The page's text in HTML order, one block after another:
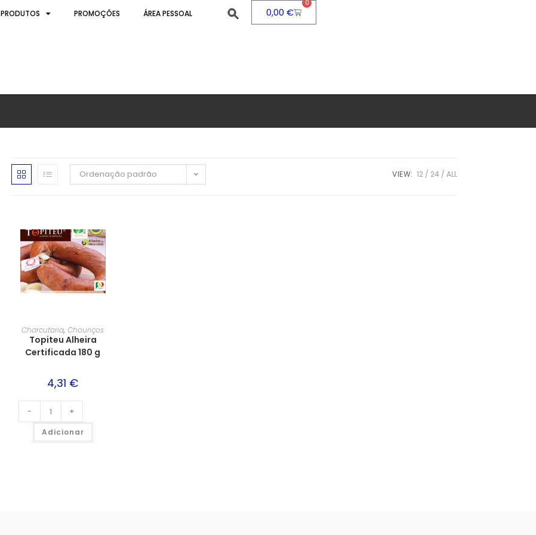
PRODUTOS PROMOÇÕES ÁREA PESSOAL 0,00€
0
Ordenação padrão VIEW: 12 24 ALL
Charcutaria,Chouriços
Topiteu Alheira
Certificada 180 g
4,31 €
- +
Adicionar